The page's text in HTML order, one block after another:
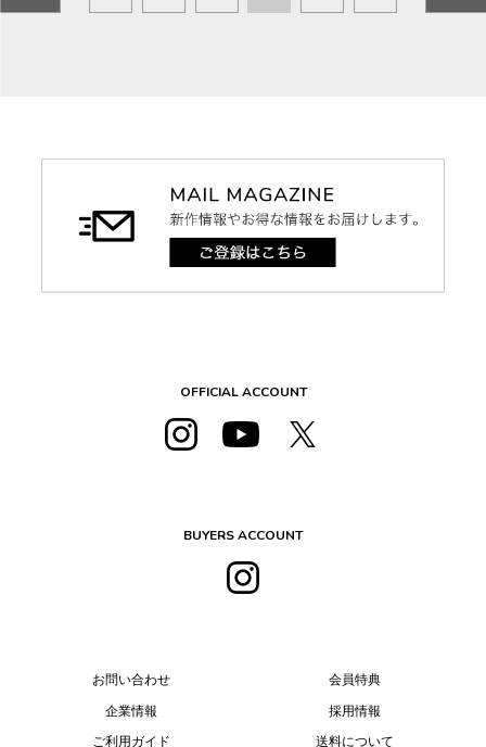
OFFICIAL ACCOUNT
BUYERS ACCOUNT
お問い合わせ
企業情報
ご利用ガイド
会員特典
採用情報
送料について